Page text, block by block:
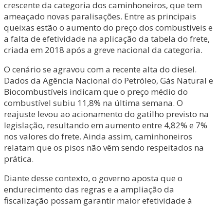
crescente da categoria dos caminhoneiros, que tem
ameaçado novas paralisações. Entre as principais
queixas estão o aumento do preço dos combustíveis e
a falta de efetividade na aplicação da tabela do frete,
criada em 2018 após a greve nacional da categoria.
O cenário se agravou com a recente alta do diesel.
Dados da Agência Nacional do Petróleo, Gás Natural e
Biocombustíveis indicam que o preço médio do
combustível subiu 11,8% na última semana. O
reajuste levou ao acionamento do gatilho previsto na
legislação, resultando em aumento entre 4,82% e 7%
nos valores do frete. Ainda assim, caminhoneiros
relatam que os pisos não vêm sendo respeitados na
prática.
Diante desse contexto, o governo aposta que o
endurecimento das regras e a ampliação da
fiscalização possam garantir maior efetividade à